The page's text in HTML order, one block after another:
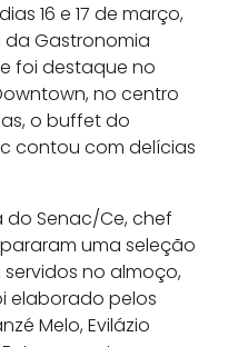
16 e 17 de março,
da Gastronomia
foi destaque no
no centro
o buffet do
contou com delícias
do Senac/Ce, chef
uma seleção
no almoço,
elaborado pelos
Melo, Evilázio